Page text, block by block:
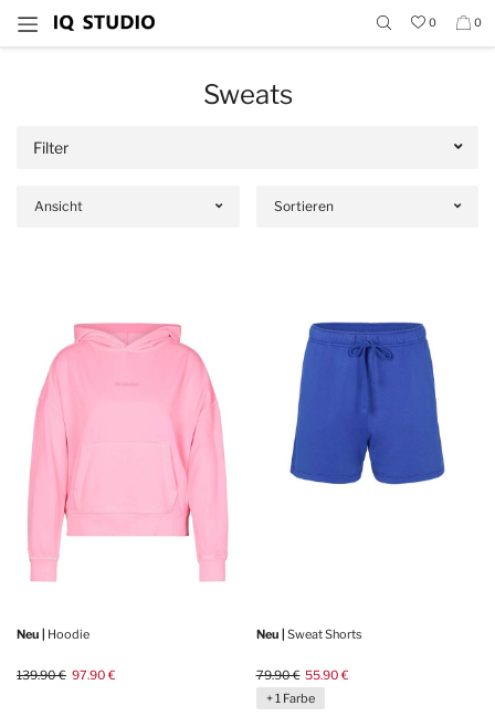
0 0
Sweats
Filter
Ansicht Sortieren
Neu | Hoodie
139.90 € 97.90 €
Neu | Sweat Shorts
79.90 € 55.90 €
+ 1 Farbe